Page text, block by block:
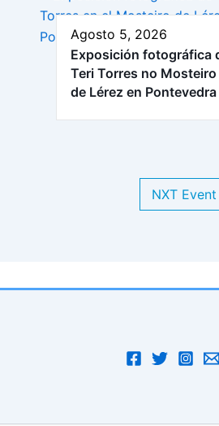
Agosto 5, 2026
Exposición fotográfica
Teri Torres no Mosteiro
de Lérez en Pontevedra
NXT Event